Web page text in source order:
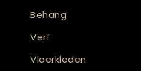
Behang
Verf
Vloerkleden